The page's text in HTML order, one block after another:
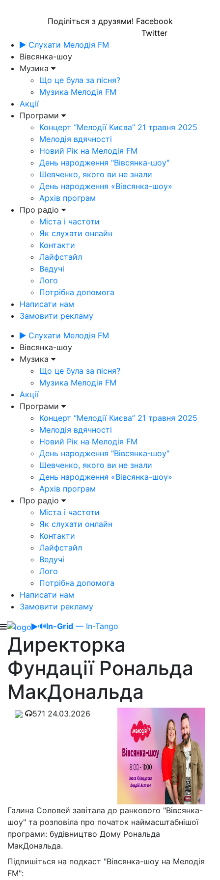
Поділіться з друзями! Facebook
Twitter
Слухати Мелодія FM
Вівсянка-шоу
Музика
Що це була за пісня?
Музика Мелодія FM
Акції
Програми
Концерт “Мелодії Києва” 21 травня 2025
Мелодія вдячності
Новий Рік на Мелодія FM
День народження "Вівсянка-шоу"
Шевченко, якого ви не знали
День народження «Вівсянка-шоу»
Архів програм
Про радіо
Міста і частоти
Як слухати онлайн
Контакти
Лайфстайл
Ведучі
Лого
Потрібна допомога
Написати нам
Замовити рекламу
Слухати Мелодія FM
Вівсянка-шоу
Музика
Що це була за пісня?
Музика Мелодія FM
Акції
Програми
Концерт “Мелодії Києва” 21 травня 2025
Мелодія вдячності
Новий Рік на Мелодія FM
День народження "Вівсянка-шоу"
Шевченко, якого ви не знали
День народження «Вівсянка-шоу»
Архів програм
Про радіо
Міста і частоти
Як слухати онлайн
Контакти
Лайфстайл
Ведучі
Лого
Потрібна допомога
Написати нам
Замовити рекламу
🔊In-Grid — In-Tango
Директорка
Фундації Рональда
МакДональда
571 24.03.2026
Галина Соловей завітала до ранкового "Вівсянка-
шоу" та розповіла про початок наймасштабнішої
програми: будівництво Дому Рональда
МакДональда.
Підпишіться на подкаст "Вівсянка-шоу на Мелодія
FM":